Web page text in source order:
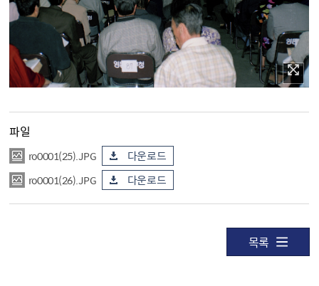
파일
ro0001(25).JPG
다운로드
ro0001(26).JPG
다운로드
목록